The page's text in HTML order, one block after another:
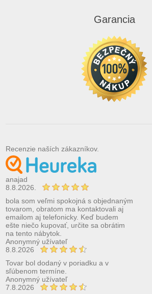
Garancia
Recenzie naších zákazníkov.
anajad
8.8.2026.
bola som veľmi spokojná s objednaným
tovarom, obratom ma kontaktovali aj
emailom aj telefonicky. Keď budem
ešte niečo kupovať, určite sa obrátim
na tento nábytok.
Anonymný užívateľ
8.8.2026
Tovar bol dodaný v poriadku a v
sľúbenom termíne.
Anonymný užívateľ
7.8.2026